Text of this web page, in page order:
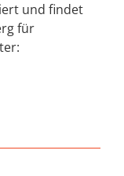
und findet
für